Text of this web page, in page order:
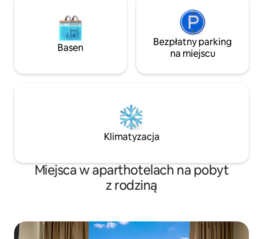
Basen
Bezpłatny parking
na miejscu
Klimatyzacja
Miejsca w aparthotelach na pobyt
z rodziną